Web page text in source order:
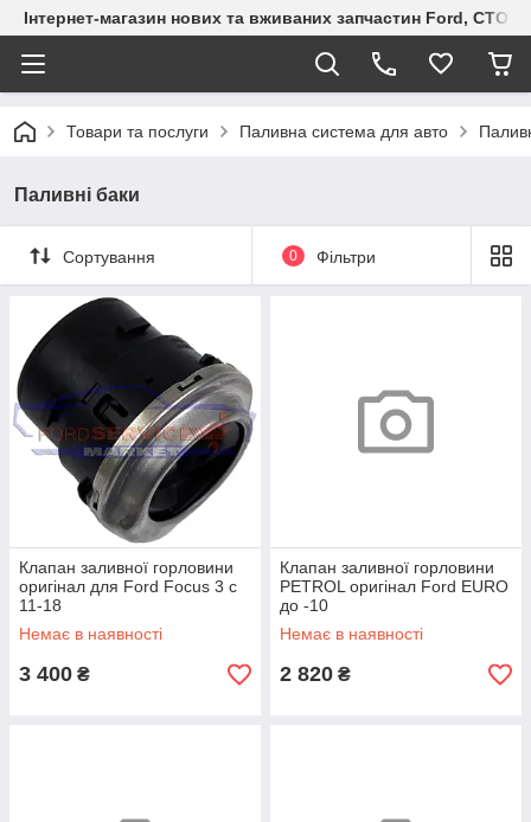
Інтернет-магазин нових та вживаних запчастин Ford, СТО
Товари та послуги Паливна система для авто
Паливні баки
Сортування 0 Фільтри
Клапан заливної горловини
оригінал для Ford Focus 3 c
11-18
Немає в наявності
3 400 ₴
Клапан заливної горловини
PETROL оригінал Ford EURO
до -10
Немає в наявності
2 820 ₴